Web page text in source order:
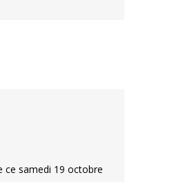
ce samedi 19 octobre